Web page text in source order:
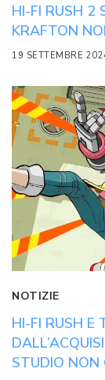
HI-FI RUSH 2
KRAFTON
19 SETTEMBRE
NOTIZIE
HI-FI RUSH E
STUDIO NON